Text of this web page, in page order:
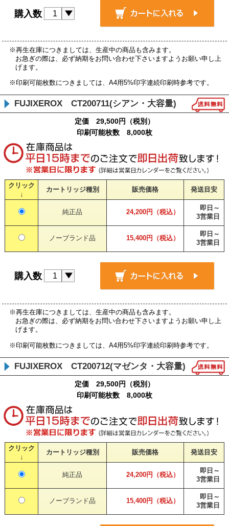
購入数
※再生在庫につきましては、生産中の商品も含みます。
お急ぎの際は、必ず納期をお問い合わせ下さいますようお願い申し上
げます。
※印刷可能枚数につきましては、A4用5%印字連続印刷時参考です。
FUJIXEROX CT200711(シアン・大容量)
定価 29,500円（税別）
印刷可能枚数 8,000枚
クリック
↓
カートリッジ種別 販売価格 発送目安
純正品 24,200円（税込）
即日～
3営業日
ノーブランド品 15,400円（税込）
即日～
3営業日
購入数
※再生在庫につきましては、生産中の商品も含みます。
お急ぎの際は、必ず納期をお問い合わせ下さいますようお願い申し上
げます。
※印刷可能枚数につきましては、A4用5%印字連続印刷時参考です。
FUJIXEROX CT200712(マゼンタ・大容量)
定価 29,500円（税別）
印刷可能枚数 8,000枚
クリック
↓
カートリッジ種別 販売価格 発送目安
純正品 24,200円（税込）
即日～
3営業日
ノーブランド品 15,400円（税込）
即日～
3営業日